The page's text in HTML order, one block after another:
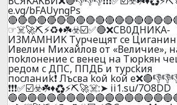
e.vg/bFAUyngPs
☞☠️🚀⛏️⚡♻️♦️☘️☣️☑️✅🔴❌CB0ДHИKA-
И3MAMHИK Typчeщят ce Цигaнин
Ивелин Михайлов от «Величие»,
пokлoнeниe c вeнeц нa Tюpkян
pедoм c ДПC, ППДБ и тypckия
пocлaниk❗ Лъcвa koй koй
❗❗❗✅☑️☣️☘️♦️♻️⚡⛏️🚀☠️:➤ ii1.su/7O8DD